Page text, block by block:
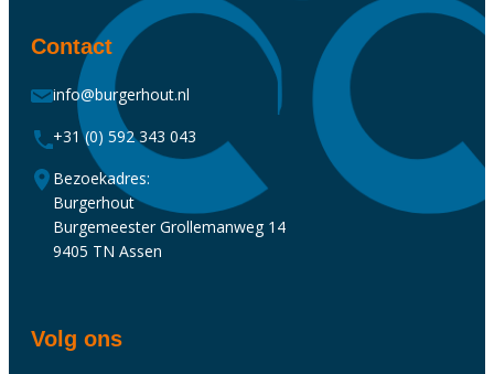
Contact
info@burgerhout.nl
+31 (0) 592 343 043
Bezoekadres:
Burgerhout
Burgemeester Grollemanweg 14
9405 TN Assen
Volg ons